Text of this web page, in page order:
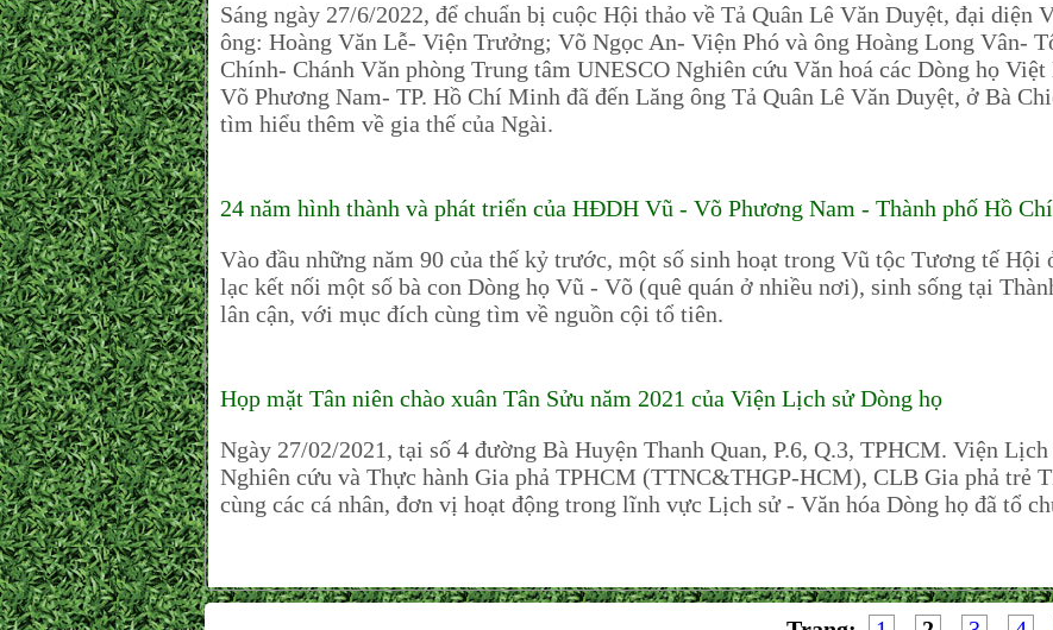
Sáng ngày 27/6/2022, để chuẩn bị cuộc Hội thảo về Tả Quân Lê Văn Duyệt, đại diện
ông: Hoàng Văn Lễ- Viện Trưởng; Võ Ngọc An- Viện Phó và ông Hoàng Long Vân-
Chính- Chánh Văn phòng Trung tâm UNESCO Nghiên cứu Văn hoá các Dòng họ
Võ Phương Nam- TP. Hồ Chí Minh đã đến Lăng ông Tả Quân Lê Văn Duyệt, ở Bà
tìm hiểu thêm về gia thế của Ngài.
24 năm hình thành và phát triển của HĐDH Vũ - Võ Phương Nam - Thành phố Hồ
Vào đầu những năm 90 của thế kỷ trước, một số sinh hoạt trong Vũ tộc Tương tế Hội
lạc kết nối một số bà con Dòng họ Vũ - Võ (quê quán ở nhiều nơi), sinh sống tại
lân cận, với mục đích cùng tìm về nguồn cội tổ tiên.
Họp mặt Tân niên chào xuân Tân Sửu năm 2021 của Viện Lịch sử Dòng họ
Ngày 27/02/2021, tại số 4 đường Bà Huyện Thanh Quan, P.6, Q.3, TPHCM. Viện
Nghiên cứu và Thực hành Gia phả TPHCM (TTNC&THGP-HCM), CLB Gia phả trẻ
cùng các cá nhân, đơn vị hoạt động trong lĩnh vực Lịch sử - Văn hóa Dòng họ đã tổ